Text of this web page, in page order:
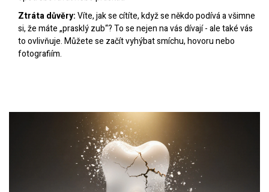
Ztráta důvěry:Víte, jak se cítíte, když se někdo podívá a všimne
si, že máte „prasklý zub“? To se nejen na vás dívají - ale také vás
to ovlivňuje. Můžete se začít vyhýbat smíchu, hovoru nebo
fotografiím.